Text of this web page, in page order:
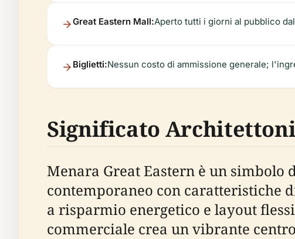
Great Eastern Mall:Aperto tutti i giorni al pubblico
Biglietti:Nessun costo di ammissione generale;
Significato
Menara Great Eastern è un
contemporaneo con caratteristiche
a risparmio energetico e layout
commerciale crea un vibrante